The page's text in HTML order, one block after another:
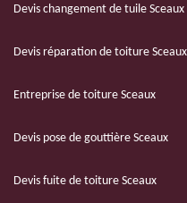
Devis changement de tuile Sceaux
Devis réparation de toiture Sceaux
Entreprise de toiture Sceaux
Devis pose de gouttière Sceaux
Devis fuite de toiture Sceaux